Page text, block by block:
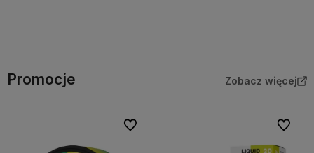
Promocje Zobacz więcej
Do ulubionych Do